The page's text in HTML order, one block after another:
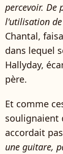
percevoir. De
l'utilisation
Chantal,
dans lequel
Hallyday,
père.
Et comme
soulignaient
accordait
une guitare,